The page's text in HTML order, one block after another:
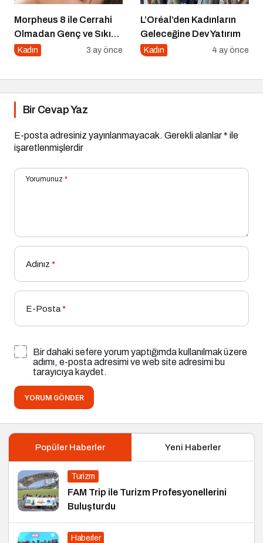
Morpheus 8 ile Cerrahi
Olmadan Genç ve Sıkı
Bir Cilt Mümkün
Kadın 3 ay önce
L’Oréal’den Kadınların
Geleceğine Dev Yatırım
Kadın 4 ay önce
Bir Cevap Yaz
E-posta adresiniz yayınlanmayacak. Gerekli alanlar* ile
işaretlenmişlerdir
Yorumunuz *
Adınız *
E-Posta*
Bir dahaki sefere yorum yaptığımda kullanılmak üzere
adımı, e-posta adresimi ve web site adresimi bu
tarayıcıya kaydet.
YORUM GÖNDER
Popüler Haberler Yeni Haberler
Turizm
FAM Trip ile Turizm Profesyonellerini
Buluşturdu
Haberler